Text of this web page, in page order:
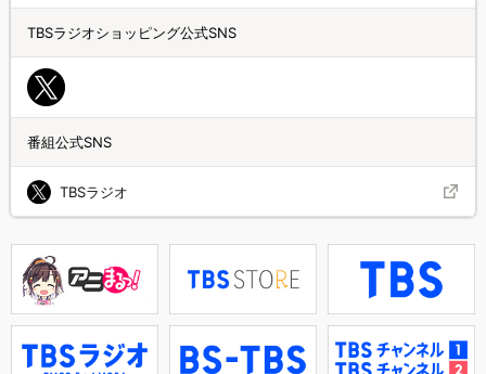
TBSラジオショッピング公式SNS
番組公式SNS
TBSラジオ